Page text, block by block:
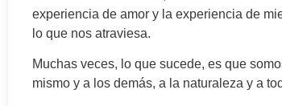
experiencia de amor y la experiencia de
lo que nos atraviesa.
Muchas veces, lo que sucede, es que
mismo y a los demás, a la naturaleza y a